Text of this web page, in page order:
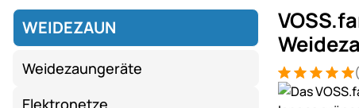
WEIDEZAUN
Weidezaungeräte
Elektronetze
Bewertung: 5
9